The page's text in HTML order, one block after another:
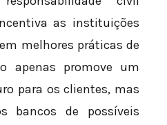
as instituições
melhores práticas de
apenas promove um
para os clientes, mas
bancos de possíveis